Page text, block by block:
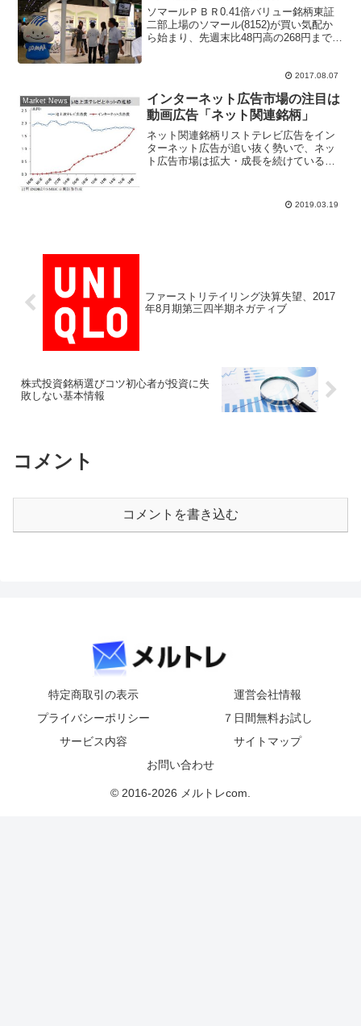
ソマールＰＢＲ0.41倍バリュー銘柄東証
二部上場のソマール(8152)が買い気配か
ら始まり、先週末比48円高の268円まで株
ている。兜町関係者の間では、先週か
2017.08.07
Market News
インターネット広告市場の注目は
動画広告「ネット関連銘柄」
ネット関連銘柄リストテレビ広告をイン
ターネット広告が追い抜く勢いで、ネッ
ト広告市場は拡大・成長を続けている。
考えられている。国内大手証券SMBC日
2019.03.19
ファーストリテイリング決算失望、2017
年8月期第三四半期ネガティブ
株式投資銘柄選びコツ初心者が投資に失
敗しない基本情報
コメント
コメントを書き込む
特定商取引の表示
運営会社情報
プライバシーポリシー
７日間無料お試し
サービス内容
サイトマップ
お問い合わせ
© 2016-2026 メルトレcom.